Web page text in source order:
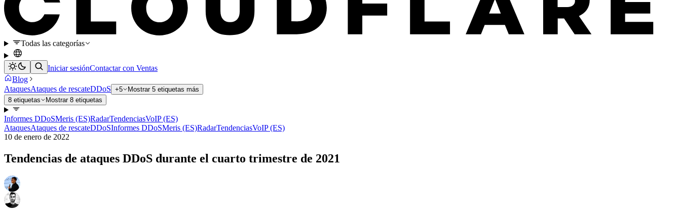
Todas las categorías
Iniciar sesiónContactar con Ventas
Blog
AtaquesAtaques de rescateDDoS +5
Mostrar 5 etiquetas más
8 etiquetas
Mostrar 8 etiquetas
Informes DDoSMeris (ES)RadarTendenciasVoIP (ES)
AtaquesAtaques de rescateDDoSInformes DDoSMeris (ES)RadarTendenciasVoIP (ES)
10 de enero de 2022
Tendencias de ataques DDoS durante el cuarto trimestre de 2021